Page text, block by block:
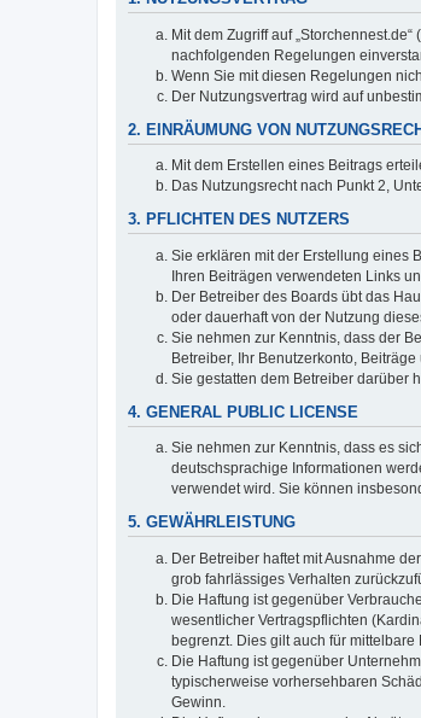
Mit dem Zugriff auf
nachfolgenden Regelungen
Wenn Sie mit diesen Regelungen
Der Nutzungsvertrag wird auf
2. EINRÄUMUNG VON
Mit dem Erstellen eines Beitrags
Das Nutzungsrecht nach Punkt 2,
3. PFLICHTEN DES NUTZERS
Sie erklären mit der Erstellung eines
Ihren Beiträgen verwendeten Links
Der Betreiber des Boards übt das
oder dauerhaft von der Nutzung
Sie nehmen zur Kenntnis, dass der
Betreiber, Ihr Benutzerkonto,
Sie gestatten dem Betreiber darüber
4. GENERAL PUBLIC LICENSE
Sie nehmen zur Kenntnis, dass es
deutschsprachige Informationen
verwendet wird. Sie können
5. GEWÄHRLEISTUNG
Der Betreiber haftet mit Ausnahme
grob fahrlässiges Verhalten
Die Haftung ist gegenüber
wesentlicher Vertragspflichten
begrenzt. Dies gilt auch für
Die Haftung ist gegenüber
typischerweise vorhersehbaren
Gewinn.